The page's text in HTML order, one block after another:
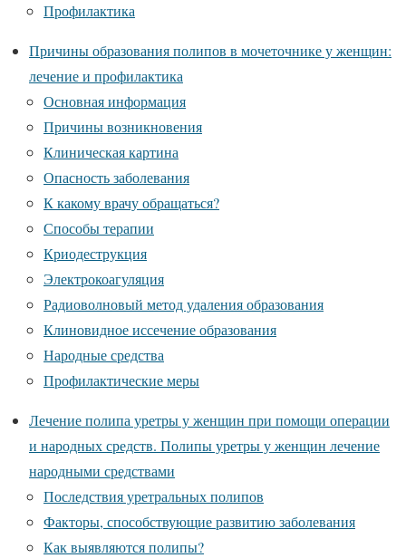
Профилактика
Причины образования полипов в мочеточнике у женщин:
лечение и профилактика
Основная информация
Причины возникновения
Клиническая картина
Опасность заболевания
К какому врачу обращаться?
Способы терапии
Криодеструкция
Электрокоагуляция
Радиоволновый метод удаления образования
Клиновидное иссечение образования
Народные средства
Профилактические меры
Лечение полипа уретры у женщин при помощи операции
и народных средств. Полипы уретры у женщин лечение
народными средствами
Последствия уретральных полипов
Факторы, способствующие развитию заболевания
Как выявляются полипы?